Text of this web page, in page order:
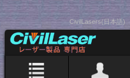
CivilLasers(日本語)